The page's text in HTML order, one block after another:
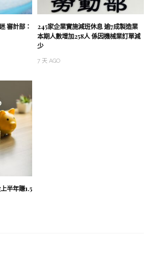
審計部：
245家企業實施減班休息 逾7成製造業
本期人數增加258人 係因機械業訂單減
少
7 天 AGO
半年賺1.5